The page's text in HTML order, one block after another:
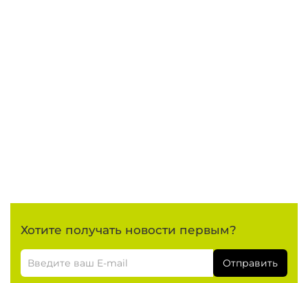
Хотите получать новости первым?
Отправить